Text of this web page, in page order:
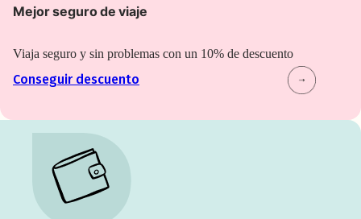
Mejor seguro de viaje
Viaja seguro y sin problemas con un 10% de descuento
Conseguir descuento